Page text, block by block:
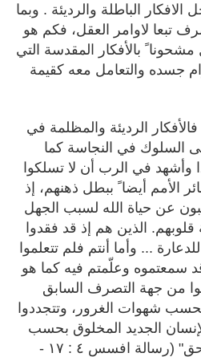
الباطلة والرديئة . وبما
تبعا لاوامر العقل، فكم هو
بالأفكار المقدسة التي
جسده والتعامل معه كقيمة
الرديئة والمظلمة في
السلوك في النجاسة كما
وأشهد في الرب أن لا تسلكوا
الأمم أيضا ً ببطل ذهنهم، إذ
عن حياة الله لسبب الجهل
الذين هم إذ قد فقدوا
... وأما أنتم فلم تتعلموا
سمعتموه وعلّمتم فيه كما هو
من جهة التصرف السابق
بحسب شهوات الغرور، وتتجددوا
الجديد المخلوق بحسب
الله في البر وقداسة الحق" (رسالة افسس ٤ : ١٧ -